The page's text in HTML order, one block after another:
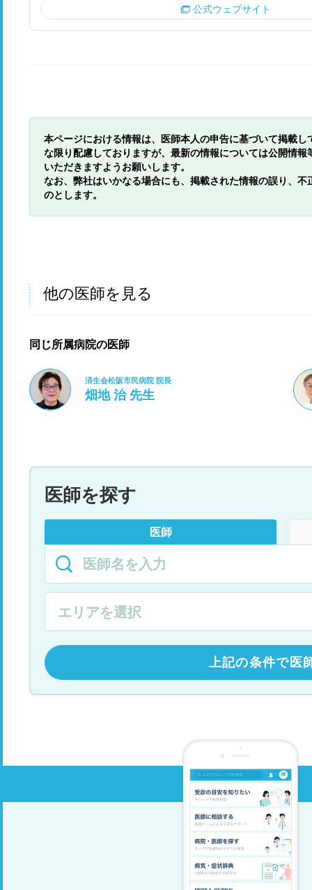
公式ウェブサイト
本ページにおける情報は、医師本人の申告に基づいて掲載
な限り配慮しておりますが、最新の情報については公開情
いただきますようお願いします。
なお、弊社はいかなる場合にも、掲載された情報の誤り、
のとします。
他の医師を見る
同じ所属病院の医師
済生会松阪市民病院 院長
畑地 治 先生
医師を探す
医師
上記の条件で医